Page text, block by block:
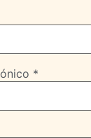
*